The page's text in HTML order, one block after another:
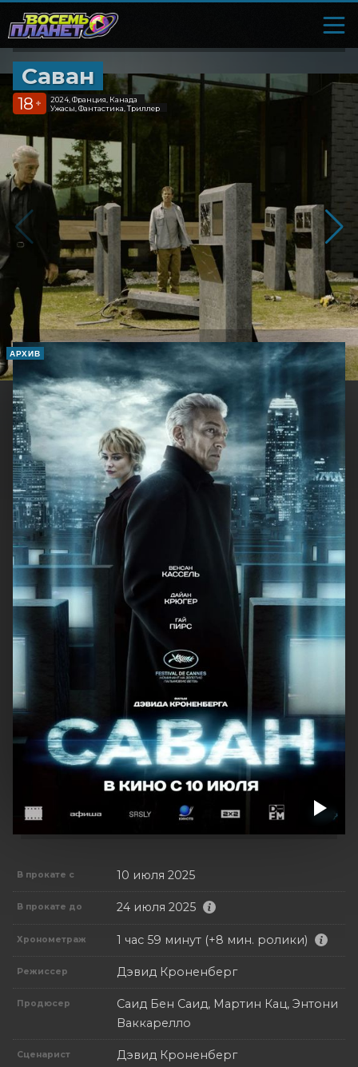
Саван
18 +
2024, Франция, Канада
Ужасы, Фантастика, Триллер
АРХИВ
В прокате с 10 июля 2025
В прокате до 24 июля 2025
Хронометраж 1 час 59 минут (+8 мин. ролики)
Режиссер Дэвид Кроненберг
Продюсер
Саид Бен Саид, Мартин Кац, Энтони
Ваккарелло
Сценарист Дэвид Кроненберг